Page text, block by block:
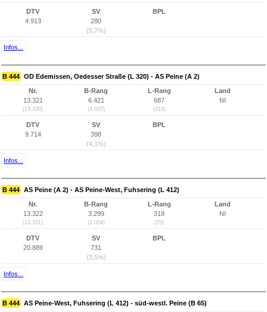
DTV
4.913
SV
280
(5,7%)
BPL
Infos...
B 444 OD Edemissen, Oedesser Straße (L 320) - AS Peine (A 2)
Nr.
13.321
(13.330)
B-Rang
6.421
(4.037)
L-Rang
687
(419)
Land
NI
DTV
9.714
SV
398
(4,1%)
BPL
Infos...
B 444 AS Peine (A 2) - AS Peine-West, Fuhsering (L 412)
Nr.
13.322
(13.331)
B-Rang
3.299
(1.054)
L-Rang
318
(75)
Land
NI
DTV
20.889
SV
731
(3,5%)
BPL
Infos...
B 444 AS Peine-West, Fuhsering (L 412) - süd-westl. Peine (B 65)